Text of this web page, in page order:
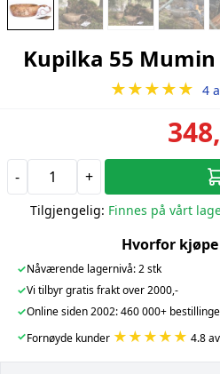
Kupilka 55
★★★★★ 4
- +
Tilgjengelig: Finnes på vårt
Hvorfor
✓Nåværende lagernivå: 2 stk
✓Vi tilbyr gratis frakt over 2000,-
✓Online siden 2002: 460 000+
✓Fornøyde kunder ★★★★★ 4.8